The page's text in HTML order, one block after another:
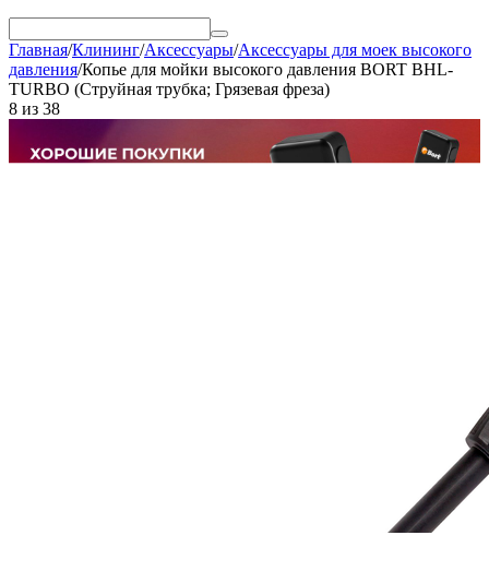
Главная/Клининг/Аксессуары/Аксессуары для моек высокого
давления/Копье для мойки высокого давления BORT BHL-
TURBO (Струйная трубка; Грязевая фреза)
8 из 38